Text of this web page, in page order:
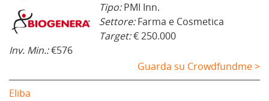
Tipo:PMI Inn.
Settore:Farma e Cosmetica
Target:€ 250.000
Inv. Min.:€576
Guarda su Crowdfundme >
Eliba